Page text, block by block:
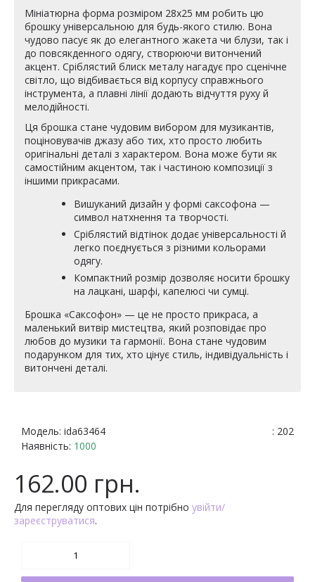
Мініатюрна форма розміром 28х25 мм робить цю
брошку універсальною для будь-якого стилю. Вона
чудово пасує як до елегантного жакета чи блузи, так і
до повсякденного одягу, створюючи витончений
акцент. Сріблястий блиск металу нагадує про сценічне
світло, що відбивається від корпусу справжнього
інструмента, а плавні лінії додають відчуття руху й
мелодійності.
Ця брошка стане чудовим вибором для музикантів,
поціновувачів джазу або тих, хто просто любить
оригінальні деталі з характером. Вона може бути як
самостійним акцентом, так і частиною композиції з
іншими прикрасами.
Вишуканий дизайн у формі саксофона —
символ натхнення та творчості.
Сріблястий відтінок додає універсальності й
легко поєднується з різними кольорами
одягу.
Компактний розмір дозволяє носити брошку
на лацкані, шарфі, капелюсі чи сумці.
Брошка «Саксофон» — це не просто прикраса, а
маленький витвір мистецтва, який розповідає про
любов до музики та гармонії. Вона стане чудовим
подарунком для тих, хто цінує стиль, індивідуальність і
витончені деталі.
: 202
Модель: ida63464
Наявність: 1000
162.00 грн.
Для перегляду оптових цін потрібно увійти/
зареєструватися.